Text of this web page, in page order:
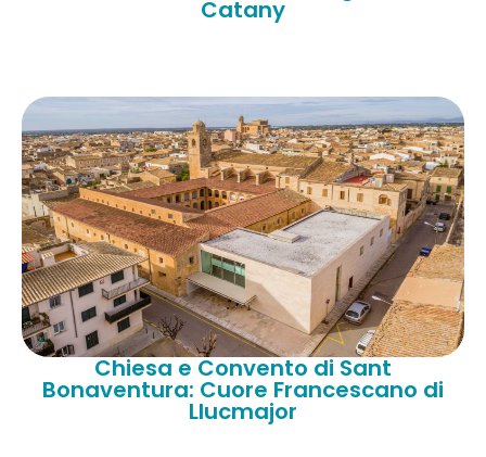
Catany
Chiesa e Convento di Sant
Bonaventura: Cuore Francescano di
Llucmajor